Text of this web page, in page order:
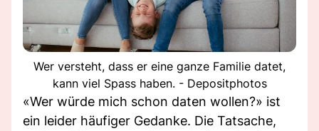
Wer versteht, dass er eine ganze Familie datet,
kann viel Spass haben. - Depositphotos
«Wer würde mich schon daten wollen?» ist
ein leider häufiger Gedanke. Die Tatsache,